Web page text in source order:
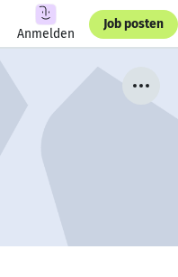
Anmelden
Job posten